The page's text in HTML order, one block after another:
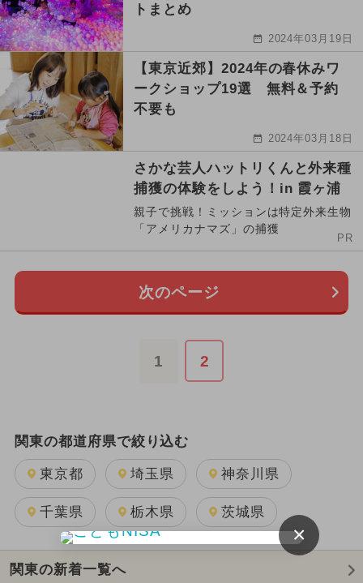
トまとめ
2024年03月19日
【東京近郊】2024年の春休みワ
ークショップ19選 無料＆予約
不要も
2024年03月18日
さかな芸人ハットリくんと外来種
捕獲の体験をしよう！in 霞ヶ浦
親子で挑戦！ミッションは特定外来生物
「アメリカナマズ」の捕獲
PR
次のページ
1 2
関東の都道府県で絞り込む
東京都 埼玉県 神奈川県
千葉県 栃木県 茨城県
関東の新着一覧へ
×